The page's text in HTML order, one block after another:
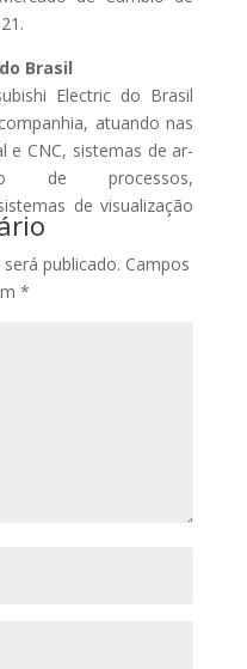
Brasil
Electric do Brasil
atuando nas
e CNC, sistemas de ar-
de processos,
de visualização
publicado. Campos
*